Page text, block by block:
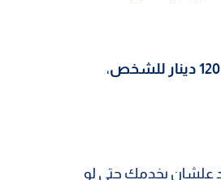
120 دينار للشخص
،
علشان يخدمك حتى لو